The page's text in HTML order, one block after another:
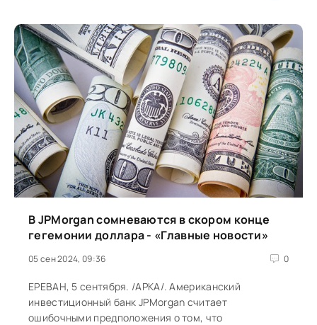
В JPMorgan сомневаются в скором конце
гегемонии доллара - «Главные новости»
05 сен 2024, 09:36 0
ЕРЕВАН, 5 сентября. /АРКА/. Американский
инвестиционный банк JPMorgan считает
ошибочными предположения о том, что